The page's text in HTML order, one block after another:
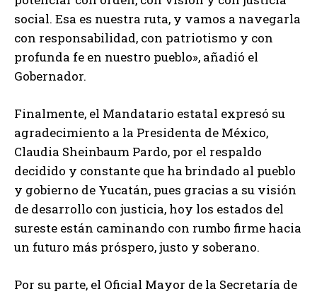
social. Esa es nuestra ruta, y vamos a navegarla
con responsabilidad, con patriotismo y con
profunda fe en nuestro pueblo», añadió el
Gobernador.
Finalmente, el Mandatario estatal expresó su
agradecimiento a la Presidenta de México,
Claudia Sheinbaum Pardo, por el respaldo
decidido y constante que ha brindado al pueblo
y gobierno de Yucatán, pues gracias a su visión
de desarrollo con justicia, hoy los estados del
sureste están caminando con rumbo firme hacia
un futuro más próspero, justo y soberano.
Por su parte, el Oficial Mayor de la Secretaría de